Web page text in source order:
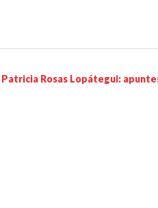
Rosas Lopátegui: